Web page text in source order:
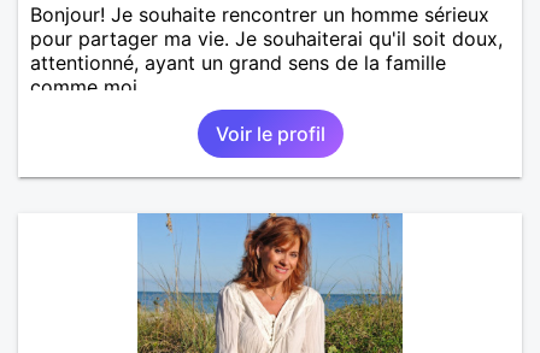
Bonjour! Je souhaite rencontrer un homme sérieux
pour partager ma vie. Je souhaiterai qu'il soit doux,
attentionné, ayant un grand sens de la famille
comme moi.
Voir le profil